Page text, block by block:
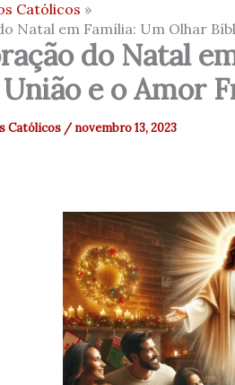
Católicos
Natal em Família: Um Olhar
do Natal
e o Amor
Católicos / novembro 13, 2023